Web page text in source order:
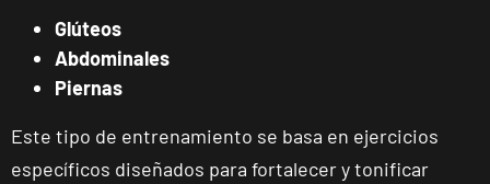
Glúteos
Abdominales
Piernas
Este tipo de entrenamiento se basa en ejercicios
específicos diseñados para fortalecer y tonificar